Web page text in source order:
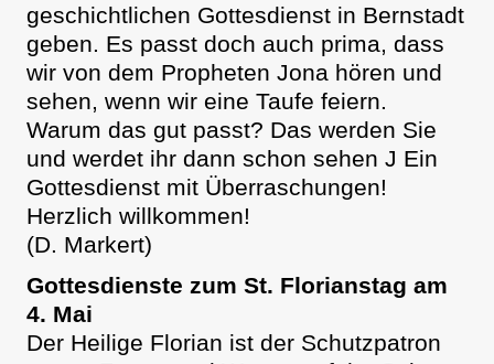
geschichtlichen Gottesdienst in Bernstadt
geben. Es passt doch auch prima, dass
wir von dem Propheten Jona hören und
sehen, wenn wir eine Taufe feiern.
Warum das gut passt? Das werden Sie
und werdet ihr dann schon sehen J Ein
Gottesdienst mit Überraschungen!
Herzlich willkommen!
(D. Markert)
Gottesdienste zum St. Florianstag am
4. Mai
Der Heilige Florian ist der Schutzpatron